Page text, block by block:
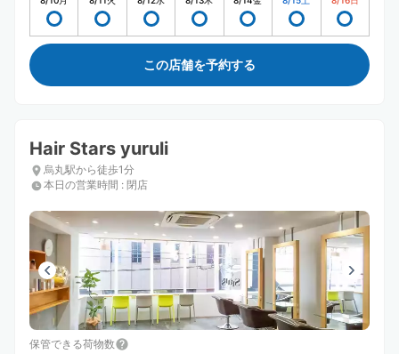
この店舗を予約する
Hair Stars yuruli
烏丸駅から徒歩1分
本日の営業時間 : 閉店
保管できる荷物数